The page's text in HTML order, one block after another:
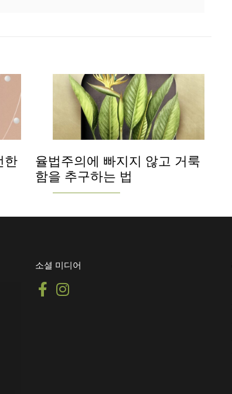
한
율법주의에 빠지지 않고 거룩
함을 추구하는 법
소셜 미디어